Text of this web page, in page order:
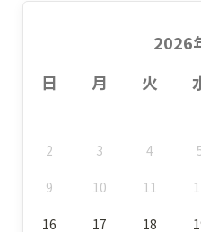
2026
日
月 火
2 3 4
9 10 11
16 17 18